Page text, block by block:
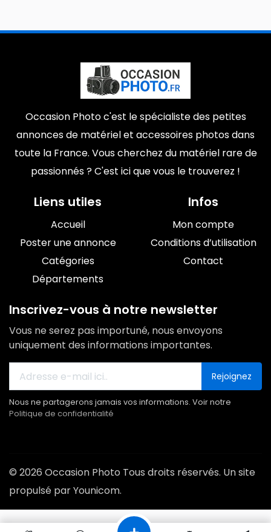
Occasion Photo c'est le spécialiste des petites
annonces de matériel et accessoires photos dans
toute la France. Vous cherchez du matériel rare de
passionnés ? C'est ici que vous le trouverez !
Liens utiles
Accueil
Poster une annonce
Catégories
Départements
Infos
Mon compte
Conditions d’utilisation
Contact
Inscrivez-vous à notre newsletter
Vous ne serez pas importuné, nous envoyons
uniquement des informations importantes.
Rejoignez
Nous ne partagerons jamais vos informations. Voir notre
Politique de confidentialité
© 2026 Occasion Photo Tous droits réservés. Un site
propulsé par Younicom.